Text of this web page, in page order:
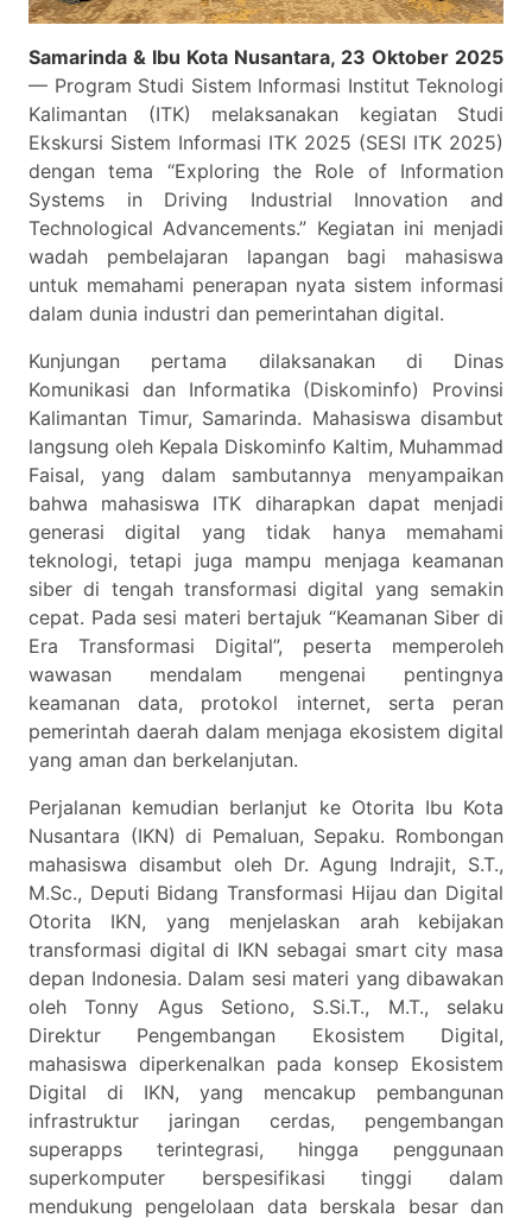
Samarinda & Ibu Kota Nusantara, 23 Oktober 2025
— Program Studi Sistem Informasi Institut Teknologi
Kalimantan (ITK) melaksanakan kegiatan Studi
Ekskursi Sistem Informasi ITK 2025 (SESI ITK 2025)
dengan tema “Exploring the Role of Information
Systems in Driving Industrial Innovation and
Technological Advancements.” Kegiatan ini menjadi
wadah pembelajaran lapangan bagi mahasiswa
untuk memahami penerapan nyata sistem informasi
dalam dunia industri dan pemerintahan digital.
Kunjungan pertama dilaksanakan di Dinas
Komunikasi dan Informatika (Diskominfo) Provinsi
Kalimantan Timur, Samarinda. Mahasiswa disambut
langsung oleh Kepala Diskominfo Kaltim, Muhammad
Faisal, yang dalam sambutannya menyampaikan
bahwa mahasiswa ITK diharapkan dapat menjadi
generasi digital yang tidak hanya memahami
teknologi, tetapi juga mampu menjaga keamanan
siber di tengah transformasi digital yang semakin
cepat. Pada sesi materi bertajuk “Keamanan Siber di
Era Transformasi Digital”, peserta memperoleh
wawasan mendalam mengenai pentingnya
keamanan data, protokol internet, serta peran
pemerintah daerah dalam menjaga ekosistem digital
yang aman dan berkelanjutan.
Perjalanan kemudian berlanjut ke Otorita Ibu Kota
Nusantara (IKN) di Pemaluan, Sepaku. Rombongan
mahasiswa disambut oleh Dr. Agung Indrajit, S.T.,
M.Sc., Deputi Bidang Transformasi Hijau dan Digital
Otorita IKN, yang menjelaskan arah kebijakan
transformasi digital di IKN sebagai smart city masa
depan Indonesia. Dalam sesi materi yang dibawakan
oleh Tonny Agus Setiono, S.Si.T., M.T., selaku
Direktur Pengembangan Ekosistem Digital,
mahasiswa diperkenalkan pada konsep Ekosistem
Digital di IKN, yang mencakup pembangunan
infrastruktur jaringan cerdas, pengembangan
superapps terintegrasi, hingga penggunaan
superkomputer berspesifikasi tinggi dalam
mendukung pengelolaan data berskala besar dan